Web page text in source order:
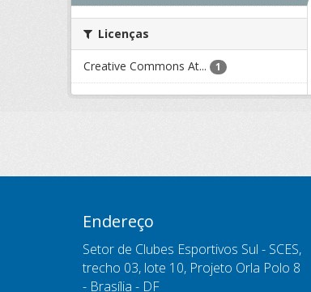
Licenças
Creative Commons At... 1
Endereço
Setor de Clubes Esportivos Sul - SCES,
trecho 03, lote 10, Projeto Orla Polo 8
- Brasília - DF